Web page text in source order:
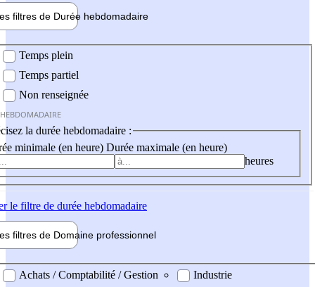
filtres de Durée hebdomadaire
Temps plein
Temps partiel
Non renseignée
la durée hebdomadaire :
minimale (en heure) Durée maximale (en heure)
heures
le filtre de durée hebdomadaire
filtres de Domaine professionnel
professionel
Achats / Comptabilité / Gestion
Industrie